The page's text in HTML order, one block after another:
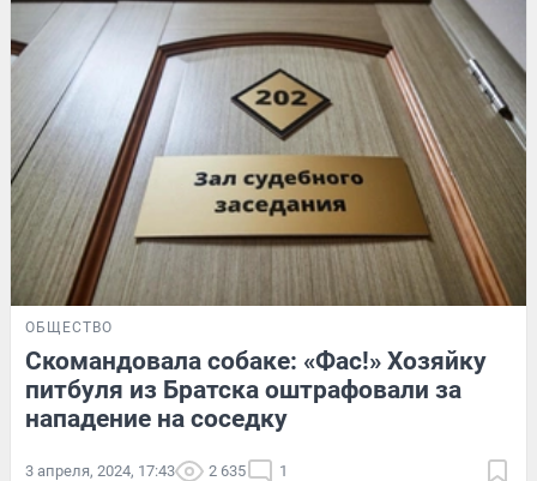
ОБЩЕСТВО
Скомандовала собаке: «Фас!» Хозяйку
питбуля из Братска оштрафовали за
нападение на соседку
3 апреля, 2024, 17:43 2 635 1